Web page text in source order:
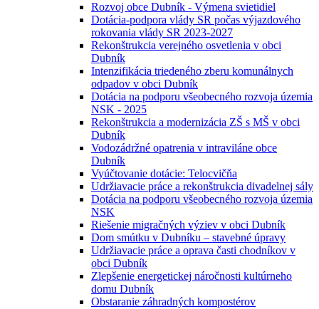
Rozvoj obce Dubník - Výmena svietidiel
Dotácia-podpora vlády SR počas výjazdového
rokovania vlády SR 2023-2027
Rekonštrukcia verejného osvetlenia v obci
Dubník
Intenzifikácia triedeného zberu komunálnych
odpadov v obci Dubník
Dotácia na podporu všeobecného rozvoja územia
NSK - 2025
Rekonštrukcia a modernizácia ZŠ s MŠ v obci
Dubník
Vodozádržné opatrenia v intraviláne obce
Dubník
Vyúčtovanie dotácie: Telocvičňa
Udržiavacie práce a rekonštrukcia divadelnej sály
Dotácia na podporu všeobecného rozvoja územia
NSK
Riešenie migračných výziev v obci Dubník
Dom smútku v Dubníku – stavebné úpravy
Udržiavacie práce a oprava časti chodníkov v
obci Dubník
Zlepšenie energetickej náročnosti kultúrneho
domu Dubník
Obstaranie záhradných kompostérov